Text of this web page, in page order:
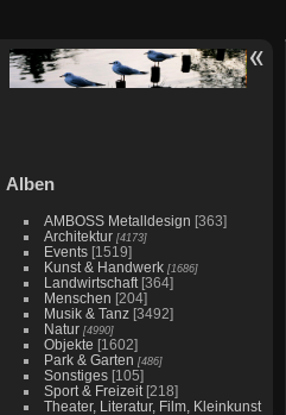
Alben
AMBOSS Metalldesign [363]
Architektur [4173]
Events [1519]
Kunst & Handwerk [1686]
Landwirtschaft [364]
Menschen [204]
Musik & Tanz [3492]
Natur [4990]
Objekte [1602]
Park & Garten [486]
Sonstiges [105]
Sport & Freizeit [218]
Theater, Literatur, Film, Kleinkunst